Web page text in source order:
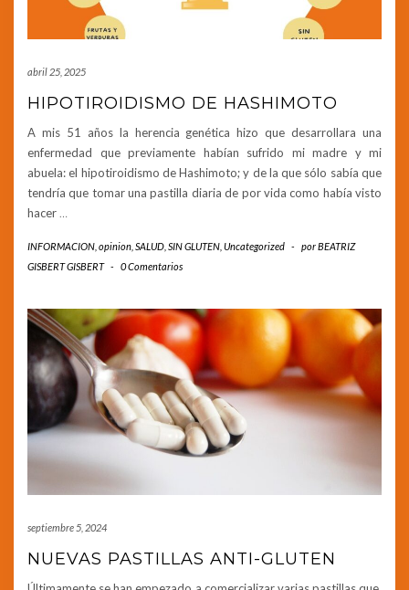
abril 25, 2025
HIPOTIROIDISMO DE HASHIMOTO
A mis 51 años la herencia genética hizo que desarrollara una
enfermedad que previamente habían sufrido mi madre y mi
abuela: el hipotiroidismo de Hashimoto; y de la que sólo sabía que
tendría que tomar una pastilla diaria de por vida como había visto
hacer…
INFORMACION opinion SALUD SIN GLUTEN Uncategorized - porBEATRIZ
GISBERT GISBERT - 0 Comentarios
septiembre 5, 2024
NUEVAS PASTILLAS ANTI-GLUTEN